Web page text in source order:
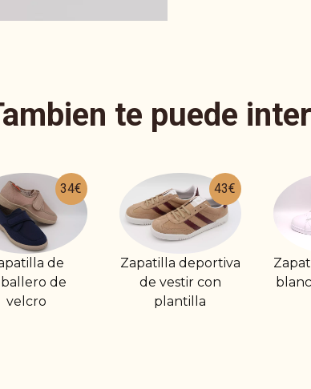
te puede
43€
deportiva
de vestir con
plantilla
29€
Zapatilla deportiva
blanca de cordón.
Oferta.